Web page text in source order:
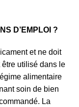
D’EMPLOI ?
et ne doit
être utilisé dans le
alimentaire
soin de bien
La